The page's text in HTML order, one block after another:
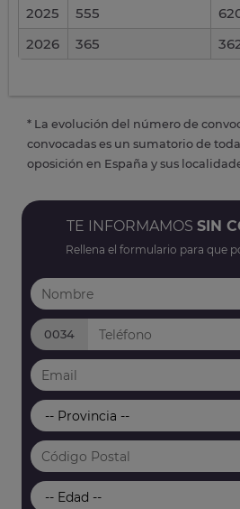
2025
555
2026
365
* La evolución del número de
convocadas es un sumatorio de
oposición en España y sus
TE INFORMAMOS SIN
Rellena el formulario para que
0034